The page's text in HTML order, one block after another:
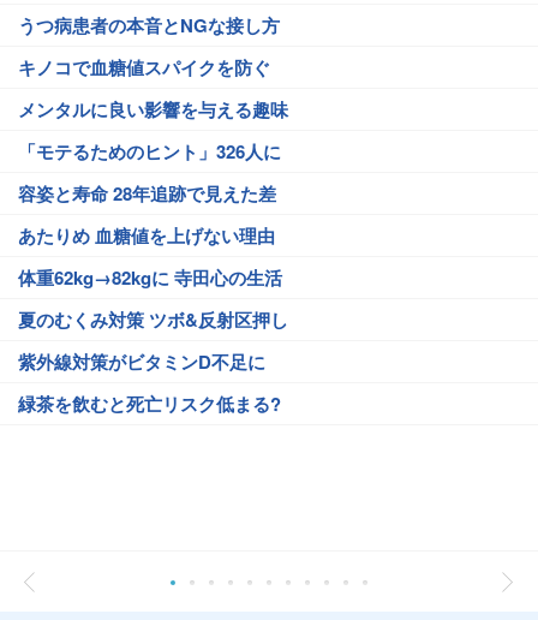
うつ病患者の本音とNGな接し方
キノコで血糖値スパイクを防ぐ
メンタルに良い影響を与える趣味
「モテるためのヒント」326人に
容姿と寿命 28年追跡で見えた差
あたりめ 血糖値を上げない理由
体重62kg→82kgに 寺田心の生活
夏のむくみ対策 ツボ&反射区押し
紫外線対策がビタミンD不足に
緑茶を飲むと死亡リスク低まる?